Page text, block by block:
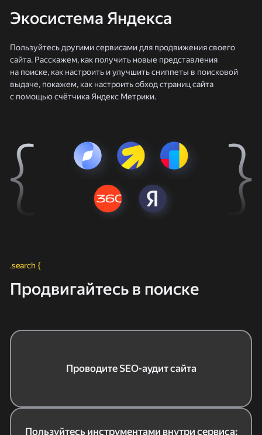
Экосистема Яндекса
Пользуйтесь другими сервисами для продвижения своего
сайта. Расскажем, как получить новые представления
на поиске, как настроить и улучшить сниппеты в поисковой
выдаче, покажем, как настроить обход страниц сайта
с помощью счётчика Яндекс Метрики.
.search {
Продвигайтесь в поиске
Проводите SEO-аудит сайта
Пользуйтесь инструментами внутри сервиса: